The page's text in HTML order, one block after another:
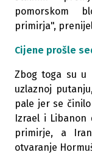
pomorskom
primirja",
Cijene prošle
Zbog toga su u
uzlaznoj
pale jer se
Izrael i Libanon
primirje, a
otvaranje